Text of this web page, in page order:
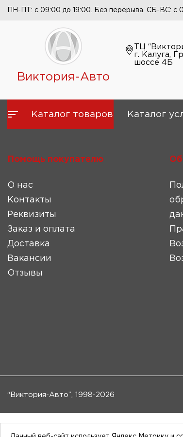
ПН-ПТ: с 09:00 до 19:00. Без перерыва. СБ-ВС: с
Виктория-Авто
ТЦ
г. Калуга,
шоссе 4Б
Каталог товаров Каталог
Помощь покупателю
О нас
Контакты
Реквизиты
Заказ и оплата
Доставка
Вакансии
Отзывы
“Виктория-Авто”, 1998-2026